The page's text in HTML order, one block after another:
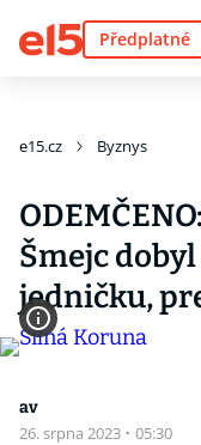
Předplatné
e15.cz Byznys
Šmejc
jedničku,
av
26. srpna 2023 · 05:30